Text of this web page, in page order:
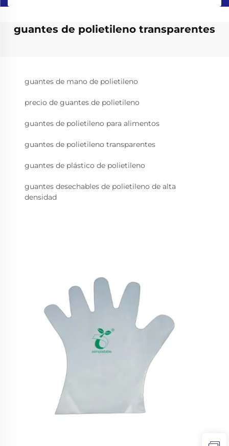
guantes de polietileno transparentes
guantes de mano de polietileno
precio de guantes de polietileno
guantes de polietileno para alimentos
guantes de polietileno transparentes
guantes de plástico de polietileno
guantes desechables de polietileno de alta
densidad